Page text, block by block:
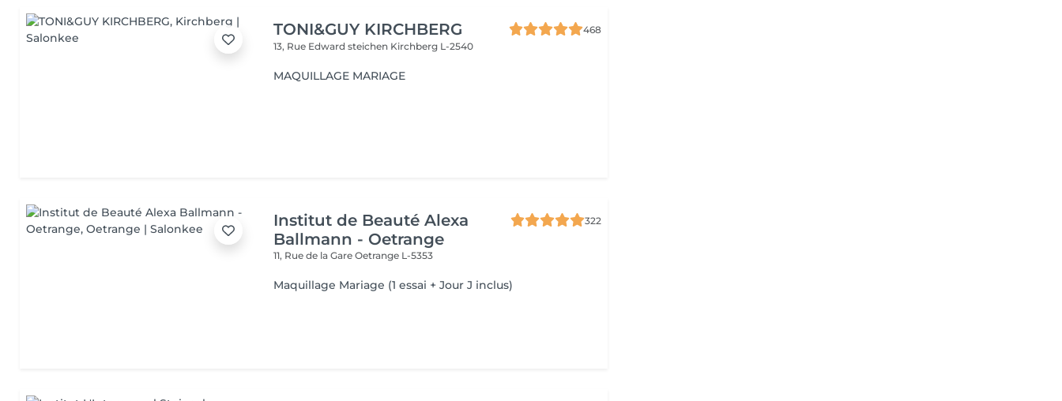
TONI&GUY KIRCHBERG
468
13, Rue Edward steichen Kirchberg L-2540
MAQUILLAGE MARIAGE
Institut de Beauté Alexa
Ballmann - Oetrange
322
11, Rue de la GareOetrange L-5353
Maquillage Mariage (1 essai + Jour J inclus)